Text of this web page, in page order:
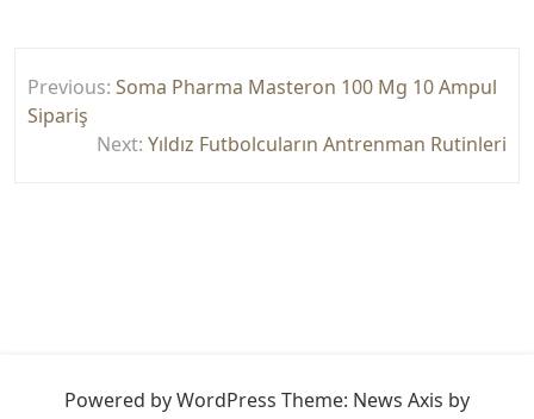
gezinmesi
Previous: Soma Pharma Masteron 100 Mg 10 Ampul
Sipariş
Next: Yıldız Futbolcuların Antrenman Rutinleri
Powered by WordPress Theme: News Axis by